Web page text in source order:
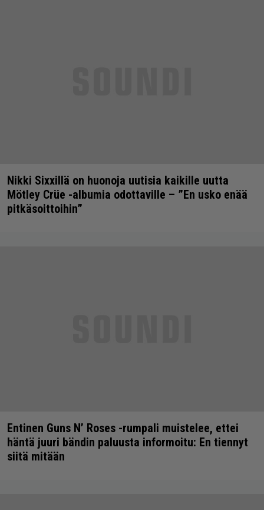
Nikki Sixxillä on huonoja uutisia kaikille uutta
Mötley Crüe -albumia odottaville – ”En usko enää
pitkäsoittoihin”
Entinen Guns N’ Roses -rumpali muistelee, ettei
häntä juuri bändin paluusta informoitu: En tiennyt
siitä mitään